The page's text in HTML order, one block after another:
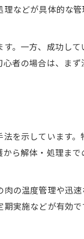
割
ント
法
点
ク
点
などが具体的な
。一方、成功し
者の場合は、ま
を示しています。
ら解体・処理ま
の温度管理や迅
実施などが有効